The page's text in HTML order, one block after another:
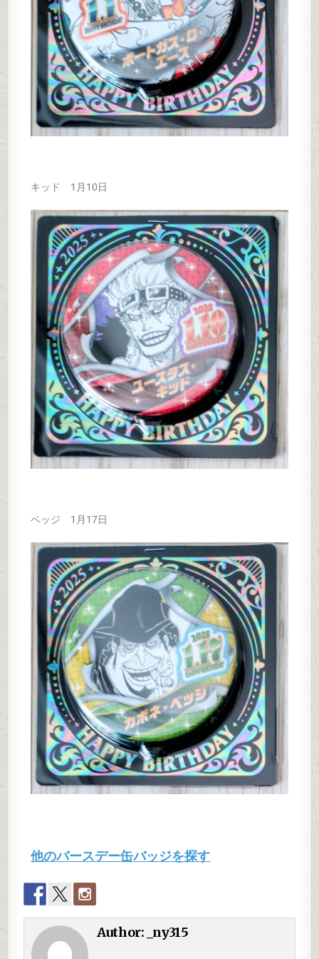
キッド 1月10日
ベッジ 1月17日
他のバースデー缶バッジを探す
Author: _ny315